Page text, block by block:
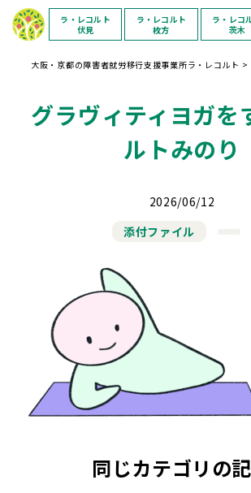
ラ・レコルト
伏見
ラ・レコルト
枚方
ラ・レコ
茨木
大阪・京都の障害者就労移行支援事業所ラ・レコルト >
グラヴィティヨガを
ルトみのり
2026/06/12
添付ファイル
同じカテゴリの